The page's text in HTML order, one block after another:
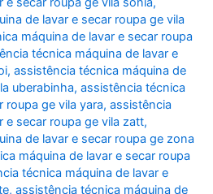
de lavar e secar roupa ge vila
máquina de lavar e secar roupa
técnica máquina de lavar e
,assistência técnica máquina de
uberabinha,assistência técnica
roupa ge vila yara,assistência
e secar roupa ge vila zatt,
de lavar e secar roupa ge zona
máquina de lavar e secar roupa
técnica máquina de lavar e
,assistência técnica máquina de